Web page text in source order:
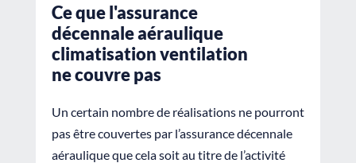
Ce que l'assurance
décennale aéraulique
climatisation ventilation
ne couvre pas
Un certain nombre de réalisations ne pourront
pas être couvertes par l’assurance décennale
aéraulique que cela soit au titre de l’activité